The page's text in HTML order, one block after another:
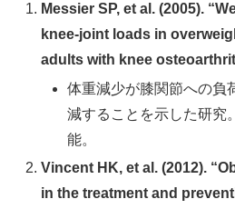
Messier SP, et al. (2005).
knee-joint loads in
adults with knee
体重減少が膝関節への負
減することを示した研究
能。
Vincent HK, et al. (2012).
in the treatment and